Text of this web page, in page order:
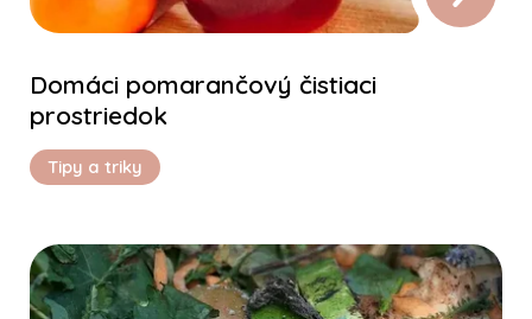
Domáci pomarančový čistiaci
prostriedok
Tipy a triky